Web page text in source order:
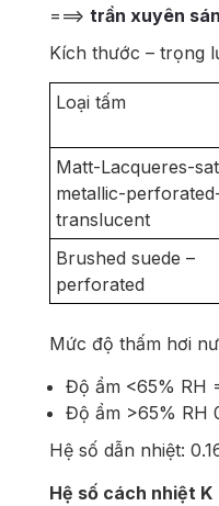
===> trần xuyên
Kích thước – trọng
Loại tấm
Matt-Lacqueres-
metallic-
translucent
Brushed suede –
perforated
Mức độ thấm hơi
Độ ẩm <65% RH
Độ ẩm >65% RH
Hệ số dẫn nhiệt:
Hệ số cách nhiệt K